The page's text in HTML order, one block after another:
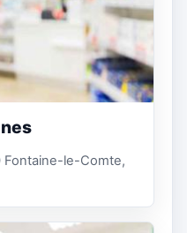
Fontaine-le-Comte,